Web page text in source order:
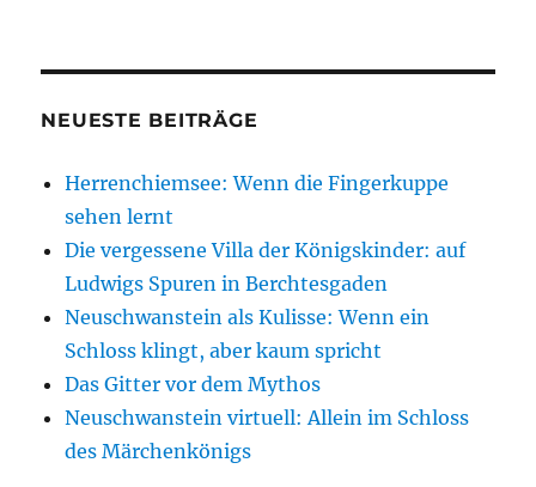
o
o
p
p
n
W
h
Li
st
a I
g
NEUESTE BEITRÄGE
Herrenchiemsee: Wenn die Fingerkuppe
sehen lernt
Die vergessene Villa der Königskinder: auf
Ludwigs Spuren in Berchtesgaden
Neuschwanstein als Kulisse: Wenn ein
Schloss klingt, aber kaum spricht
Das Gitter vor dem Mythos
Neuschwanstein virtuell: Allein im Schloss
des Märchenkönigs